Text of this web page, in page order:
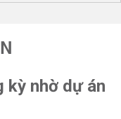
kỳ nhờ dự án